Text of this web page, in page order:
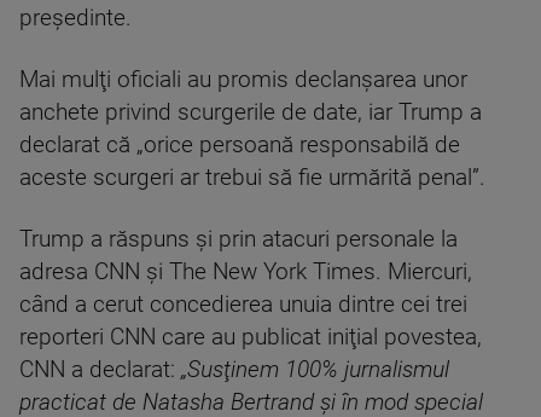
preşedinte.
Mai mulţi oficiali au promis declanşarea unor
anchete privind scurgerile de date, iar Trump a
declarat că „orice persoană responsabilă de
aceste scurgeri ar trebui să fie urmărită penal”.
Trump a răspuns şi prin atacuri personale la
adresa CNN şi The New York Times. Miercuri,
când a cerut concedierea unuia dintre cei trei
reporteri CNN care au publicat iniţial povestea,
CNN a declarat: „Susţinem 100% jurnalismul
practicat de Natasha Bertrand şi în mod special